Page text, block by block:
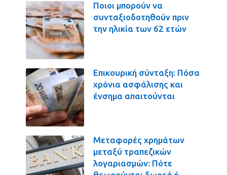
Ποιοι μπορούν να
συνταξιοδοτηθούν πριν
την ηλικία των 62 ετών
Επικουρική σύνταξη: Πόσα
χρόνια ασφάλισης και
ένσημα απαιτούνται
Μεταφορές χρημάτων
μεταξύ τραπεζικών
λογαριασμών: Πότε